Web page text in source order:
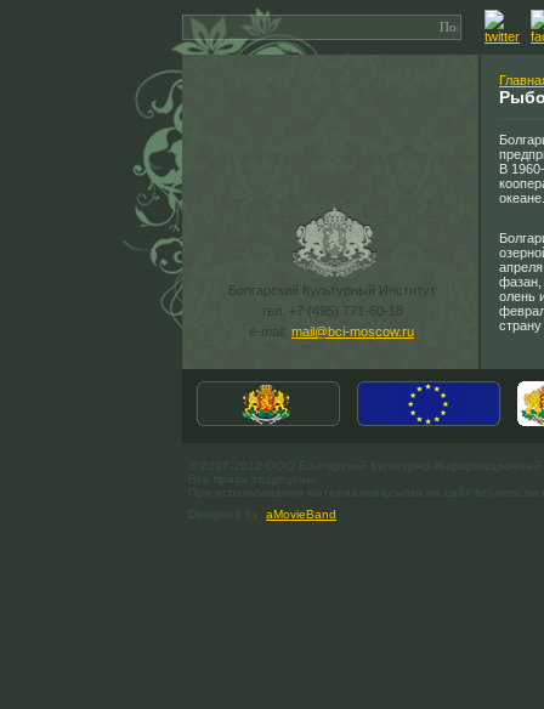
Болгарский Культурный Институт
тел. +7 (495) 771-60-18
e-mail: mail@bci-moscow.ru
В
океане.
фазан,
олень
aMovieBand